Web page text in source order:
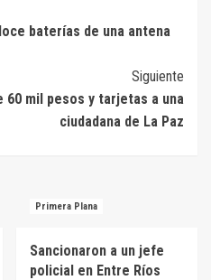
baterías de una antena
Siguiente
60 mil pesos y tarjetas a una
ciudadana de La Paz
Primera Plana
Sancionaron a un jefe
policial en Entre Ríos